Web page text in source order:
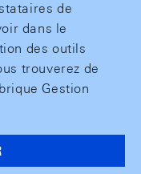
de
dans le
des outils
trouverez de
Gestion